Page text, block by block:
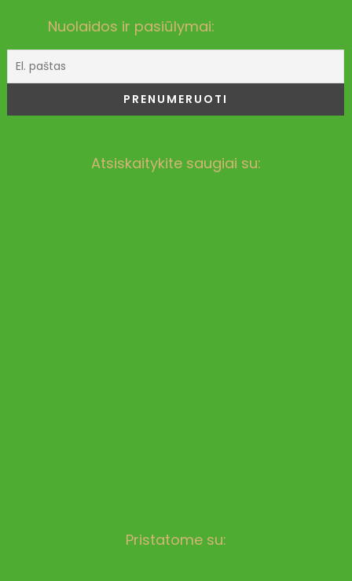
Nuolaidos ir pasiūlymai:
Atsiskaitykite saugiai su:
Pristatome su: